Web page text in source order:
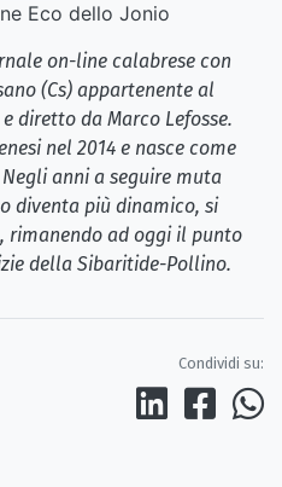
Eco dello Jonio
on-line calabrese con
(Cs) appartenente al
diretto da Marco Lefosse.
nel 2014 e nasce come
anni a seguire muta
diventa più dinamico, si
rimanendo ad oggi il punto
della Sibaritide-Pollino.
Condividi su: